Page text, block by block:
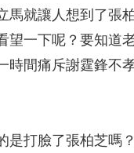
馬就讓人想到了張
望一下呢？要知道
時間痛斥謝霆鋒不
是打臉了張柏芝嗎